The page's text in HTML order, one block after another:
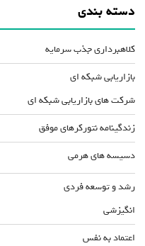
دسته بندی
کلاهبرداری جذب سرمایه
بازاریابی شبکه ای
شرکت های بازاریابی شبکه ای
زندگینامه نتورکرهای موفق
دسیسه های هرمی
رشد و توسعه فردی
انگیزشی
اعتماد به نفس